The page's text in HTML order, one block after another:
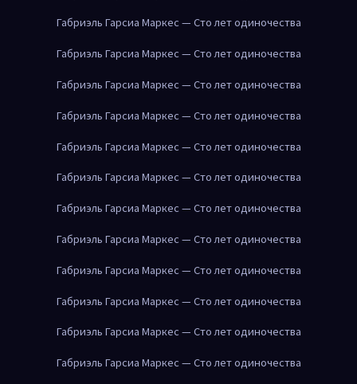
Габриэль Гарсиа Маркес — Сто лет одиночества
Габриэль Гарсиа Маркес — Сто лет одиночества
Габриэль Гарсиа Маркес — Сто лет одиночества
Габриэль Гарсиа Маркес — Сто лет одиночества
Габриэль Гарсиа Маркес — Сто лет одиночества
Габриэль Гарсиа Маркес — Сто лет одиночества
Габриэль Гарсиа Маркес — Сто лет одиночества
Габриэль Гарсиа Маркес — Сто лет одиночества
Габриэль Гарсиа Маркес — Сто лет одиночества
Габриэль Гарсиа Маркес — Сто лет одиночества
Габриэль Гарсиа Маркес — Сто лет одиночества
Габриэль Гарсиа Маркес — Сто лет одиночества